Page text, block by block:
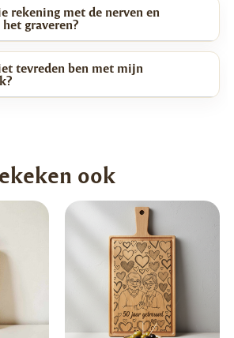
rekening met de nerven en
graveren?
tevreden ben met mijn
ook